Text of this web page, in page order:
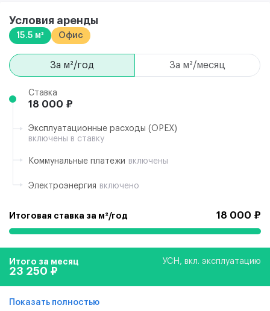
Условия аренды
15.5 м² Офис
за м²/год за м²/месяц
Ставка
18 000 ₽
Эксплуатационные расходы (ОРЕХ)
включены в ставку
Коммунальные платежи включены
Электроэнергия включено
Итоговая ставка за м²/год 18 000 ₽
Итого за месяц УСН, вкл. эксплуатацию
23 250 ₽
Показать полностью